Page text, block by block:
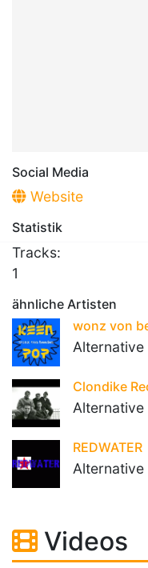
Social Media
Website
Statistik
Tracks:
1
ähnliche Artisten
wonz von
Alternative
Clondike
REDWATER
Alternative
Videos